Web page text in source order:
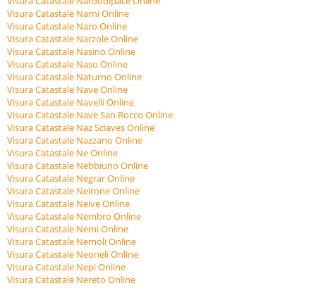
Visura Catastale Narni Online
Visura Catastale Naro Online
Visura Catastale Narzole Online
Visura Catastale Nasino Online
Visura Catastale Naso Online
Visura Catastale Naturno Online
Visura Catastale Nave Online
Visura Catastale Navelli Online
Visura Catastale Nave San Rocco Online
Visura Catastale Naz Sciaves Online
Visura Catastale Nazzano Online
Visura Catastale Ne Online
Visura Catastale Nebbiuno Online
Visura Catastale Negrar Online
Visura Catastale Neirone Online
Visura Catastale Neive Online
Visura Catastale Nembro Online
Visura Catastale Nemi Online
Visura Catastale Nemoli Online
Visura Catastale Neoneli Online
Visura Catastale Nepi Online
Visura Catastale Nereto Online